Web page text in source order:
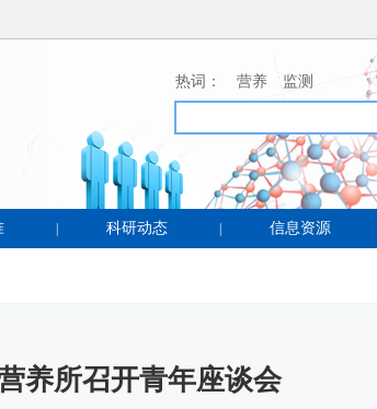
热词： 营养 监测
科研动态 信息资源
养所召开青年座谈会